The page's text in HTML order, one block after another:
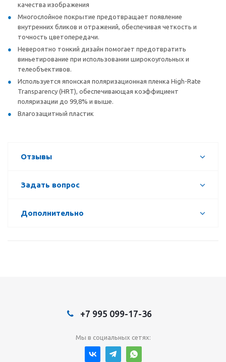
качества изображения
Многослойное покрытие предотвращает появление
внутренних бликов и отражений, обеспечивая четкость и
точность цветопередачи.
Невероятно тонкий дизайн помогает предотвратить
виньетирование при использовании широкоугольных и
телеобъективов.
Используется японская поляризационная пленка High-Rate
Transparency (HRT), обеспечивающая коэффициент
поляризации до 99,8% и выше.
Влагозащитный пластик
Отзывы
Задать вопрос
Дополнительно
+7 995 099-17-36
Мы в социальных сетях: